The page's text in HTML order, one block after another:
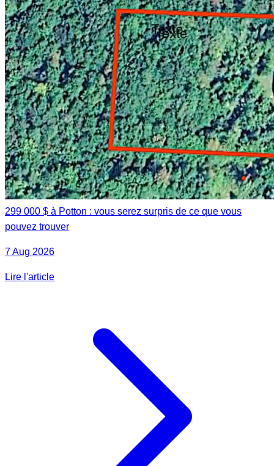
299 000 $ à Potton : vous serez surpris de ce que vous
pouvez trouver
7 Aug 2026
Lire l'article